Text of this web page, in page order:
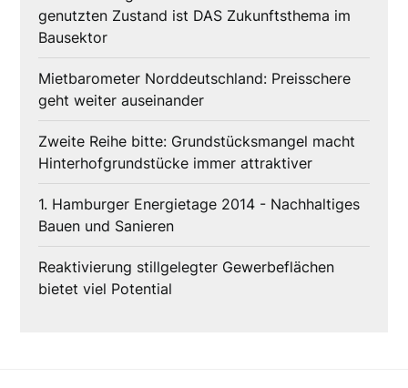
genutzten Zustand ist DAS Zukunftsthema im
Bausektor
Mietbarometer Norddeutschland: Preisschere
geht weiter auseinander
Zweite Reihe bitte: Grundstücksmangel macht
Hinterhofgrundstücke immer attraktiver
1. Hamburger Energietage 2014 - Nachhaltiges
Bauen und Sanieren
Reaktivierung stillgelegter Gewerbeflächen
bietet viel Potential